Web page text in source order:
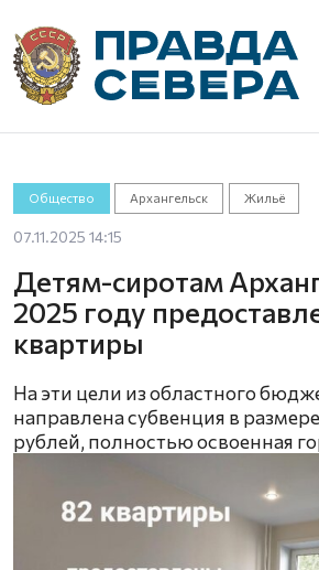
Общество Архангельск Жильё
07.11.2025 14:15
Детям-сиротам
2025 году
квартиры
На эти цели из областного
направлена субвенция в
рублей, полностью освоенная